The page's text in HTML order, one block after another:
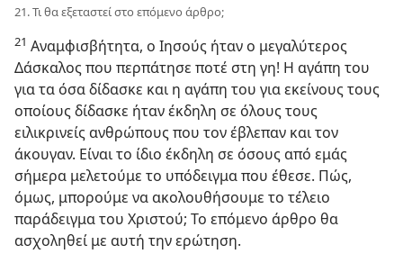
21. Τι θα εξεταστεί στο επόμενο άρθρο;
21 Αναμφισβήτητα, ο Ιησούς ήταν ο μεγαλύτερος
Δάσκαλος που περπάτησε ποτέ στη γη! Η αγάπη του
για τα όσα δίδασκε και η αγάπη του για εκείνους τους
οποίους δίδασκε ήταν έκδηλη σε όλους τους
ειλικρινείς ανθρώπους που τον έβλεπαν και τον
άκουγαν. Είναι το ίδιο έκδηλη σε όσους από εμάς
σήμερα μελετούμε το υπόδειγμα που έθεσε. Πώς,
όμως, μπορούμε να ακολουθήσουμε το τέλειο
παράδειγμα του Χριστού; Το επόμενο άρθρο θα
ασχοληθεί με αυτή την ερώτηση.